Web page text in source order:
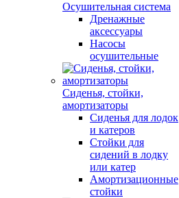
Осушительная система
Дренажные
аксессуары
Насосы
осушительные
Сиденья, стойки,
амортизаторы
Сиденья для лодок
и катеров
Стойки для
сидений в лодку
или катер
Амортизационные
стойки